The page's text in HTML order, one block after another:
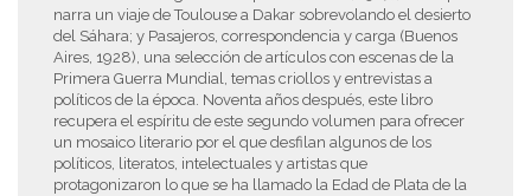
narra un viaje de Toulouse a Dakar sobrevolando el desierto
del Sáhara; y Pasajeros, correspondencia y carga (Buenos
Aires, 1928), una selección de artículos con escenas de la
Primera Guerra Mundial, temas criollos y entrevistas a
políticos de la época. Noventa años después, este libro
recupera el espíritu de este segundo volumen para ofrecer
un mosaico literario por el que desfilan algunos de los
políticos, literatos, intelectuales y artistas que
protagonizaron lo que se ha llamado la Edad de Plata de la